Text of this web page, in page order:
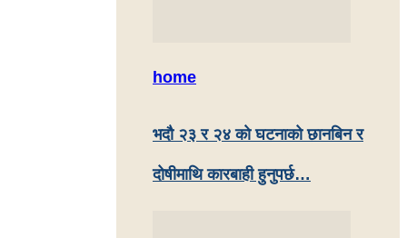
home
भदौ २३ र २४ काे घटनाको छानबिन र
दोषीमाथि कारबाही हुनुपर्छ…